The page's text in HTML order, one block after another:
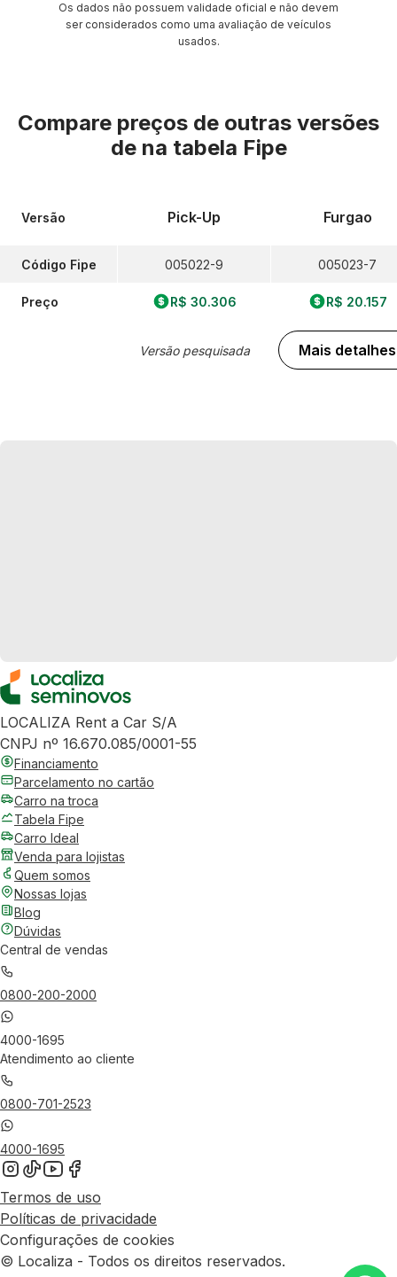
Os dados não possuem validade oficial e não devem
ser considerados como uma avaliação de veículos
usados.
Compare preços de outras versões
de na tabela Fipe
Versão
Código Fipe
Preço
Pick-Up
005022-9
R$ 30.306
Versão pesquisada
Furgao
005023-7
R$ 20.157
Mais detalhes
LOCALIZA Rent a Car S/A
CNPJ nº 16.670.085/0001-55
Financiamento
Parcelamento no cartão
Carro na troca
Tabela Fipe
Carro Ideal
Venda para lojistas
Quem somos
Nossas lojas
Blog
Dúvidas
Central de vendas
0800-200-2000
4000-1695
Atendimento ao cliente
0800-701-2523
4000-1695
Termos de uso
Políticas de privacidade
Configurações de cookies
© Localiza - Todos os direitos reservados.